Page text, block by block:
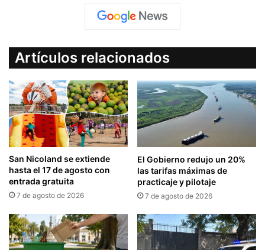
Artículos relacionados
San Nicoland se extiende
hasta el 17 de agosto con
entrada gratuita
7 de agosto de 2026
El Gobierno redujo un 20%
las tarifas máximas de
practicaje y pilotaje
7 de agosto de 2026